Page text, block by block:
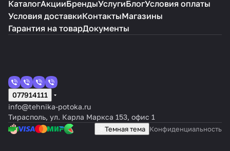
КаталогАкцииБрендыУслугиБлогУсловия оплаты
Условия доставкиКонтактыМагазины
Гарантия на товарДокументы
077914111
info@tehnika-potoka.ru
Тирасполь, ул. Карла Маркса 153, офис 1
Темная тема Конфиденциальность